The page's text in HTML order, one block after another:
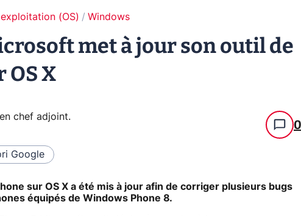
(OS) Windows
met à jour son outil de
X
chef adjoint.
0
Google
sur OS X a été mis à jour afin de corriger plusieurs bugs
équipés de Windows Phone 8.